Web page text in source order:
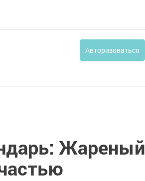
Авторизоваться
Жареный